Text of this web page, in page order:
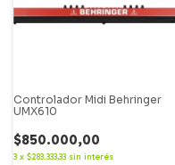
Controlador Midi Behringer
UMX610
$850.000,00
3 x $283.333,33 sin interés